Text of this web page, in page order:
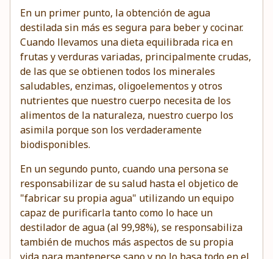
En un primer punto, la obtención de agua
destilada sin más es segura para beber y cocinar.
Cuando llevamos una dieta equilibrada rica en
frutas y verduras variadas, principalmente crudas,
de las que se obtienen todos los minerales
saludables, enzimas, oligoelementos y otros
nutrientes que nuestro cuerpo necesita de los
alimentos de la naturaleza, nuestro cuerpo los
asimila porque son los verdaderamente
biodisponibles.
En un segundo punto, cuando una persona se
responsabilizar de su salud hasta el objetico de
"fabricar su propia agua" utilizando un equipo
capaz de purificarla tanto como lo hace un
destilador de agua (al 99,98%), se responsabiliza
también de muchos más aspectos de su propia